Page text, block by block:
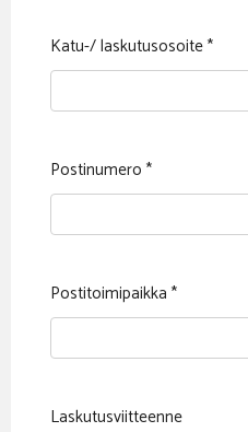
Katu-/ laskutusosoite*
Postinumero *
Postitoimipaikka *
Laskutusviitteenne